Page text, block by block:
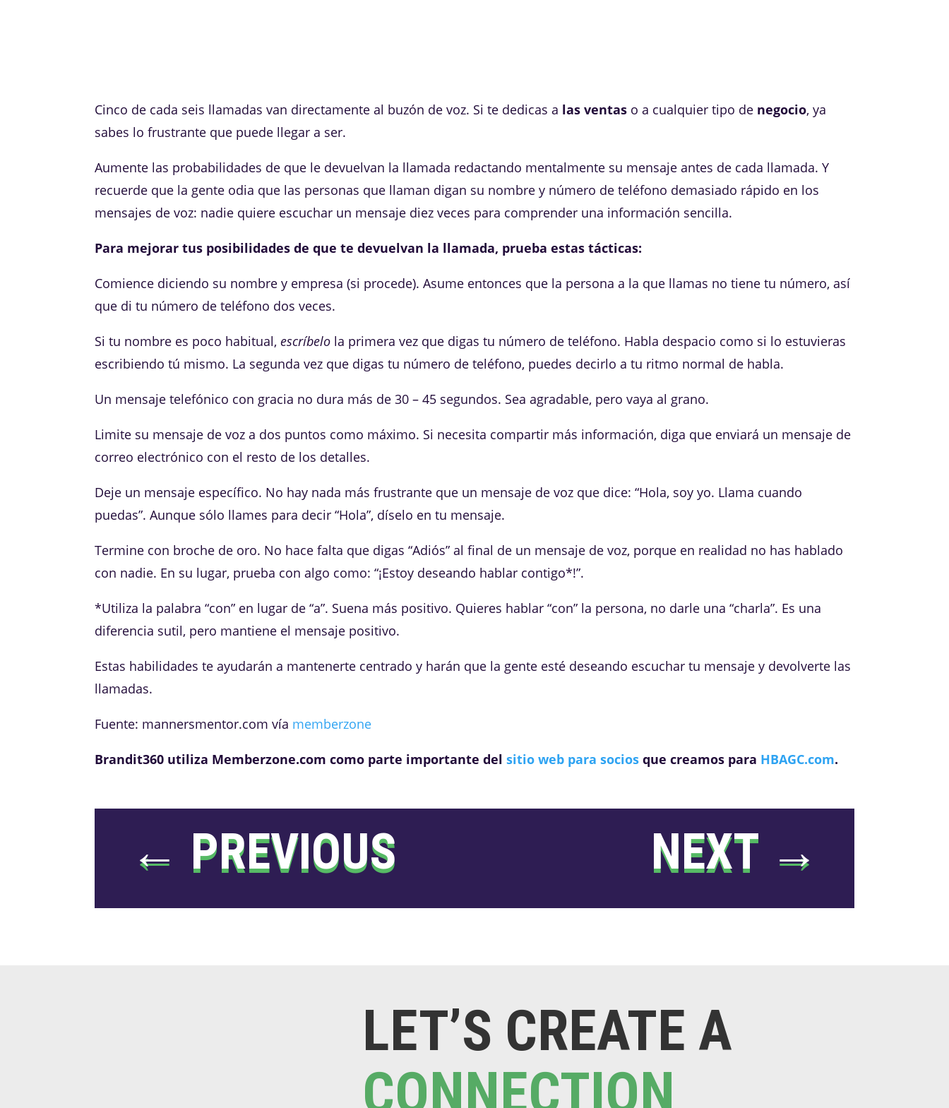
Cinco de cada seis llamadas van directamente al buzón de voz. Si te dedicas a las ventas o a cualquier tipo de negocio, ya
sabes lo frustrante que puede llegar a ser.
Aumente las probabilidades de que le devuelvan la llamada redactando mentalmente su mensaje antes de cada llamada. Y
recuerde que la gente odia que las personas que llaman digan su nombre y número de teléfono demasiado rápido en los
mensajes de voz: nadie quiere escuchar un mensaje diez veces para comprender una información sencilla.
Para mejorar tus posibilidades de que te devuelvan la llamada, prueba estas tácticas:
Comience diciendo su nombre y empresa (si procede). Asume entonces que la persona a la que llamas no tiene tu número, así
que di tu número de teléfono dos veces.
Si tu nombre es poco habitual,escríbelo la primera vez que digas tu número de teléfono. Habla despacio como si lo estuvieras
escribiendo tú mismo. La segunda vez que digas tu número de teléfono, puedes decirlo a tu ritmo normal de habla.
Un mensaje telefónico con gracia no dura más de 30 – 45 segundos. Sea agradable, pero vaya al grano.
Limite su mensaje de voz a dos puntos como máximo. Si necesita compartir más información, diga que enviará un mensaje de
correo electrónico con el resto de los detalles.
Deje un mensaje específico. No hay nada más frustrante que un mensaje de voz que dice: “Hola, soy yo. Llama cuando
puedas”. Aunque sólo llames para decir “Hola”, díselo en tu mensaje.
Termine con broche de oro. No hace falta que digas “Adiós” al final de un mensaje de voz, porque en realidad no has hablado
con nadie. En su lugar, prueba con algo como: “¡Estoy deseando hablar contigo*!”.
*Utiliza la palabra “con” en lugar de “a”. Suena más positivo. Quieres hablar “con” la persona, no darle una “charla”. Es una
diferencia sutil, pero mantiene el mensaje positivo.
Estas habilidades te ayudarán a mantenerte centrado y harán que la gente esté deseando escuchar tu mensaje y devolverte las
llamadas.
Fuente: mannersmentor.com vía memberzone
Brandit360 utiliza Memberzone.com como parte importante delsitio web para socios que creamos para HBAGC.com.
← PREVIOUS NEXT→
LET’S CREATE A
CONNECTION